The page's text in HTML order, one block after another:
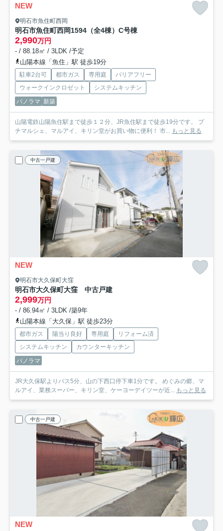
NEW
明石市魚住町西岡
明石市魚住町西岡1594（全4棟）C号棟
2,990万円
- / 88.18㎡ / 3LDK /予定
山陽本線「魚住」駅 徒歩19分
駐車2台可 都市ガス 専用庭
バリアフリー
ウォークインクロゼット
システムキッチン
パノラマ 新築
山陽電鉄山陽魚住駅まで徒歩１２分、JR魚住駅まで徒歩19分です。 プ
チマルシェ、マルアイ、キリン堂がお買い物に便利！ 市... もっと見る
中古一戸建
NEW
明石市大久保町大窪
明石市大久保町大窪 中古戸建
2,999万円
- / 86.94㎡ / 3LDK /築9年
山陽本線「大久保」駅 徒歩23分
都市ガス 陽当り良好 専用庭
リフォーム済
システムキッチン
カウンターキッチン
パノラマ
JR大久保駅よりバス5分、山の下西口停下車1分です。 めぐみの郷、マ
ルアイ、業務スーパー、キリン堂、ケーヨーデイツーが近... もっと見る
中古一戸建
NEW